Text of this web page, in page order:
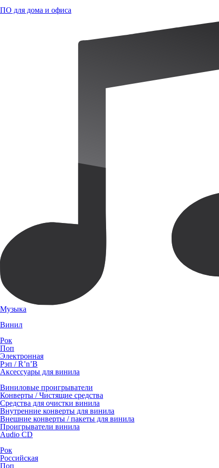
ПО для дома и офиса
Музыка
Винил
Рок
Поп
Электронная
Рэп / R’n’B
Аксессуары для винила
Виниловые проигрыватели
Конверты / Чистящие средства
Средства для очистки винила
Внутренние конверты для винила
Внешние конверты / пакеты для винила
Проигрыватели винила
Audio CD
Рок
Российская
Поп